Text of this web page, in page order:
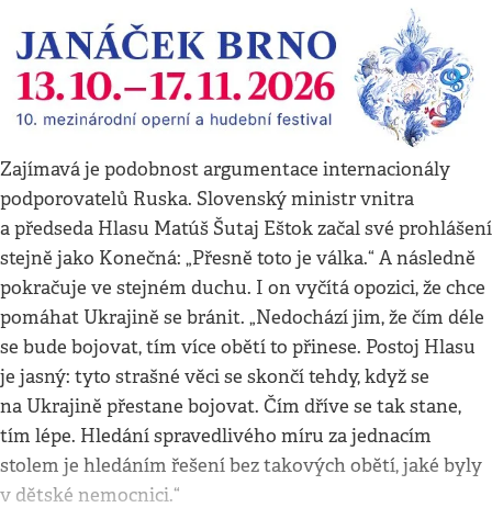
Zajímavá je podobnost argumentace internacionály
podporovatelů Ruska. Slovenský ministr vnitra
a předseda Hlasu Matúš Šutaj Eštok začal své prohlášení
stejně jako Konečná: „Přesně toto je válka.“ A následně
pokračuje ve stejném duchu. I on vyčítá opozici, že chce
pomáhat Ukrajině se bránit. „Nedochází jim, že čím déle
se bude bojovat, tím více obětí to přinese. Postoj Hlasu
je jasný: tyto strašné věci se skončí tehdy, když se
na Ukrajině přestane bojovat. Čím dříve se tak stane,
tím lépe. Hledání spravedlivého míru za jednacím
stolem je hledáním řešení bez takových obětí, jaké byly
v dětské nemocnici.“